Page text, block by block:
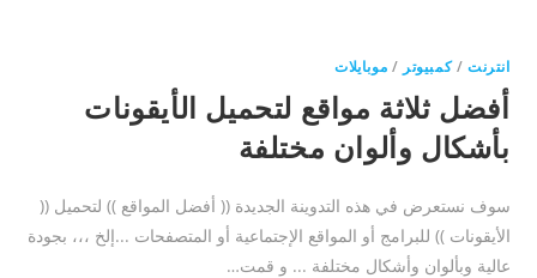
انترنت /كمبيوتر / موبايلات
أفضل ثلاثة مواقع لتحميل الأيقونات
بأشكال وألوان مختلفة
سوف نستعرض في هذه التدوينة الجديدة (( أفضل المواقع )) لتحميل ((
الأيقونات )) للبرامج أو المواقع الإجتماعية أو المتصفحات ...إلخ ،،، بجودة
عالية وبألوان وأشكال مختلفة ... و قمت…